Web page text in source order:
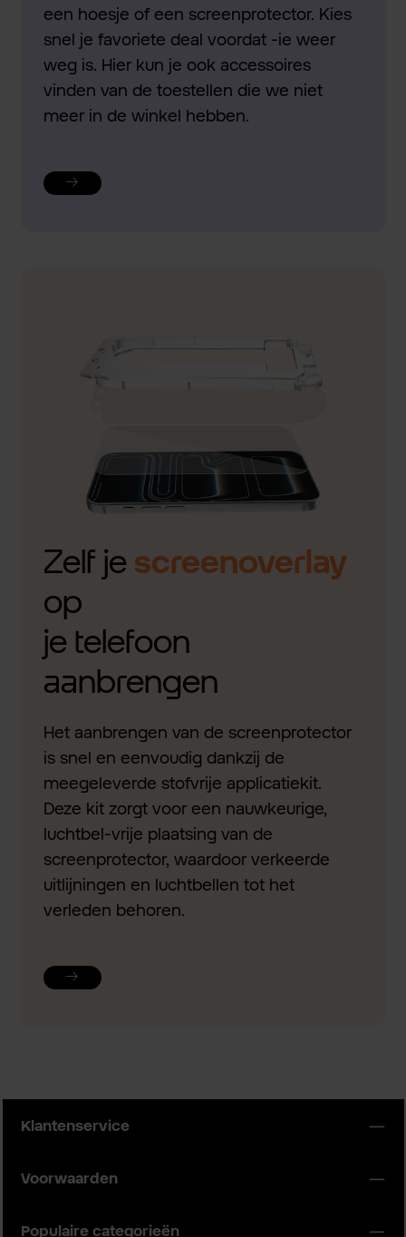
een hoesje of een screenprotector. Kies
snel je favoriete deal voordat -ie weer
weg is. Hier kun je ook accessoires
vinden van de toestellen die we niet
meer in de winkel hebben.
Zelf je screenoverlay
op
je telefoon
aanbrengen
Het aanbrengen van de screenprotector
is snel en eenvoudig dankzij de
meegeleverde stofvrije applicatiekit.
Deze kit zorgt voor een nauwkeurige,
luchtbel-vrije plaatsing van de
screenprotector, waardoor verkeerde
uitlijningen en luchtbellen tot het
verleden behoren.
Klantenservice
Voorwaarden
Populaire categorieën